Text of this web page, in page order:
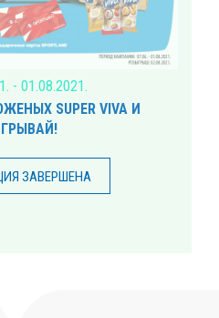
- 01.08.2021.
SUPER VIVA И
ЗАВЕРШЕНА